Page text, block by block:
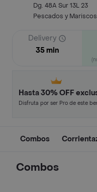
Dg. 48A Sur 13L 23
Pescados y
Delivery
35 min
Hasta 30% OFF
Disfruta por ser Pro de este
Combos
Combos